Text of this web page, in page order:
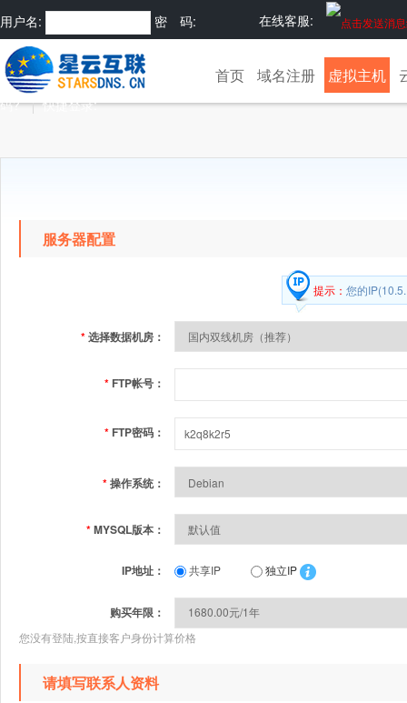
在线客服:
用户名: 密 码:
码? 快捷登录:
首页 域名注册 虚拟主机
服务器配置
提示： 您的
*选择数据机房：
* FTP帐号：
* FTP密码：
*操作系统：
*MYSQL版本：
IP地址： 共享IP 独立IP
购买年限：
您没有登陆,按直接客户身份计算价格
请填写联系人资料